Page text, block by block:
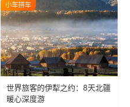
小车拼车
世界旅客的伊犁之约：8天北疆
暖心深度游